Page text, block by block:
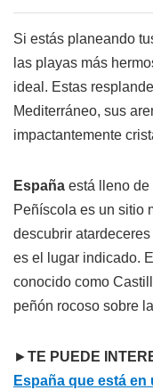
Si estás planeando
las playas más
ideal. Estas
Mediterráneo, sus
impactantemente
España está lleno de
Peñíscola es un sitio
descubrir
es el lugar indicado.
conocido como
peñón rocoso sobre
►TE PUEDE
España que está